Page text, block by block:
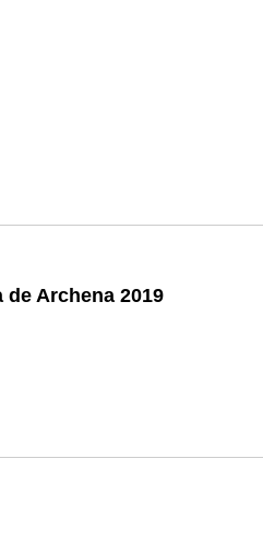
Archena 2019